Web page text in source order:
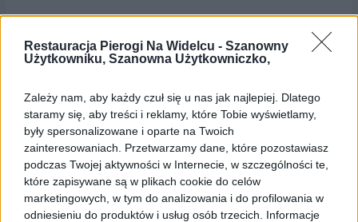
Restauracja Pierogi Na Widelcu - Szanowny
Użytkowniku, Szanowna Użytkowniczko,
Zależy nam, aby każdy czuł się u nas jak najlepiej. Dlatego
staramy się, aby treści i reklamy, które Tobie wyświetlamy,
były spersonalizowane i oparte na Twoich
zainteresowaniach. Przetwarzamy dane, które pozostawiasz
podczas Twojej aktywności w Internecie, w szczególności te,
które zapisywane są w plikach cookie do celów
marketingowych, w tym do analizowania i do profilowania w
odniesieniu do produktów i usług osób trzecich. Informacje
Twój adres e-mail nie zostanie opublikowany. Wymagane
Komentarz *